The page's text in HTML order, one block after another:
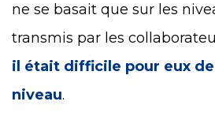
ne se basait que sur les
transmis par les
il était difficile pour eux
niveau.